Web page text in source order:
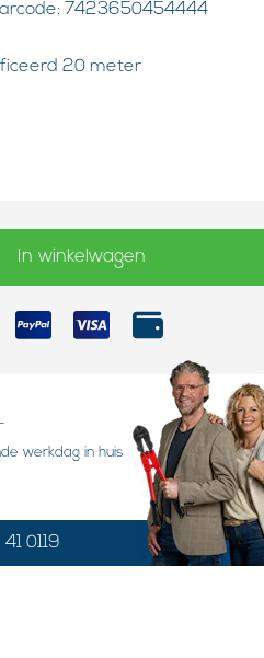
7423650454444
20 meter
In winkelwagen
werkdag in huis
0119